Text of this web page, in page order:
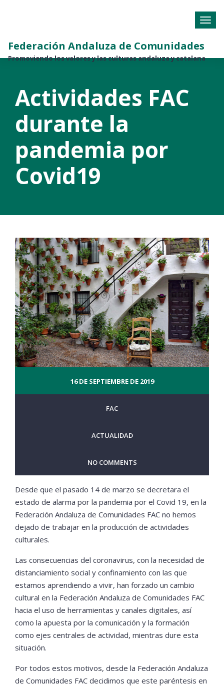
Federación Andaluza de Comunidades
Promoviendo los valores y las culturas andaluza y catalana
Actividades FAC
durante la
pandemia por
Covid19
16 DE SEPTIEMBRE DE 2019
FAC
ACTUALIDAD
NO COMMENTS
Desde que el pasado 14 de marzo se decretara el
estado de alarma por la pandemia por el Covid 19, en la
Federación Andaluza de Comunidades FAC no hemos
dejado de trabajar en la producción de actividades
culturales.
Las consecuencias del coronavirus, con la necesidad de
distanciamiento social y confinamiento con las que
estamos aprendiendo a vivir, han forzado un cambio
cultural en la Federación Andaluza de Comunidades FAC
hacia el uso de herramientas y canales digitales, así
como la apuesta por la comunicación y la formación
como ejes centrales de actividad, mientras dure esta
situación.
Por todos estos motivos, desde la Federación Andaluza
de Comunidades FAC decidimos que este paréntesis en